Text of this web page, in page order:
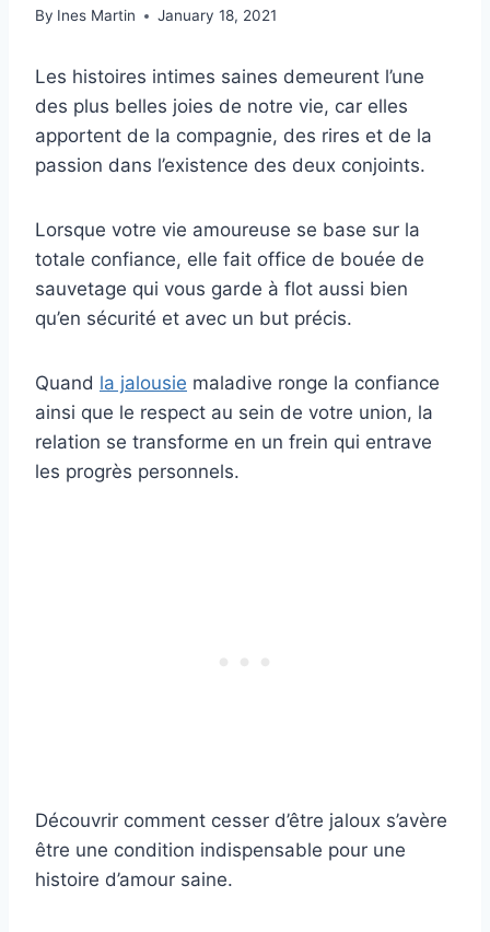
By Ines Martin January 18, 2021
Les histoires intimes saines demeurent l’une
des plus belles joies de notre vie, car elles
apportent de la compagnie, des rires et de la
passion dans l’existence des deux conjoints.
Lorsque votre vie amoureuse se base sur la
totale confiance, elle fait office de bouée de
sauvetage qui vous garde à flot aussi bien
qu’en sécurité et avec un but précis.
Quand la jalousie maladive ronge la confiance
ainsi que le respect au sein de votre union, la
relation se transforme en un frein qui entrave
les progrès personnels.
Découvrir comment cesser d’être jaloux s’avère
être une condition indispensable pour une
histoire d’amour saine.